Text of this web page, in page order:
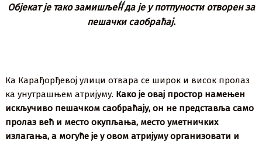
Објекат је тако замишљен да је у потпуности отворен за
пешачки саобраћај.
Ка Карађорђевој улици отвара се широк и висок пролаз
ка унутрашњем атријуму. Како је овај простор намењен
искључиво пешачком саобраћају, он не представља само
пролаз већ и место окупљања, место уметничких
излагања, а могуће је у овом атријуму организовати и